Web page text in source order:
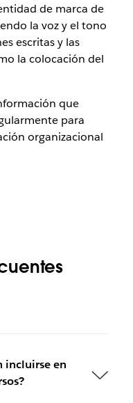
de marca de
la voz y el tono
escritas y las
la colocación del
que
para
organizacional
incluirse en